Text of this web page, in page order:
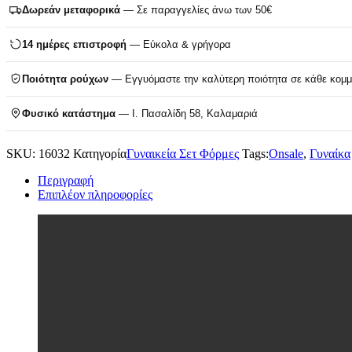
Δωρεάν μεταφορικά — Σε παραγγελίες άνω των 50€
14 ημέρες επιστροφή — Εύκολα & γρήγορα
Ποιότητα ρούχων — Εγγυόμαστε την καλύτερη ποιότητα σε κάθε
Φυσικό κατάστημα — Ι. Πασαλίδη 58, Καλαμαριά
SKU: 16032 ΚατηγορίαΓυναικεία Σετ Φόρμες Tags:Onsale, Γυναίκα
Περιγραφή
Επιπλέον πληροφορίες